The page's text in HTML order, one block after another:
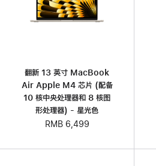
翻新 13 英寸 MacBook
Air Apple M4 芯片 (配备
10 核中央处理器和 8 核图
形处理器) - 星光色
RMB 6,499